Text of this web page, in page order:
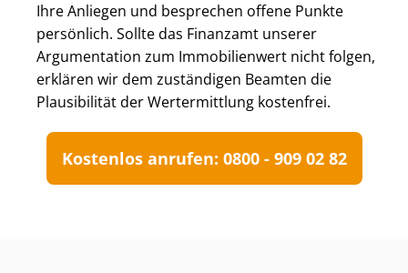
Ihre Anliegen und besprechen offene Punkte
persönlich. Sollte das Finanzamt unserer
Argumentation zum Immobilienwert nicht folgen,
erklären wir dem zuständigen Beamten die
Plausibilität der Wertermittlung kostenfrei.
Kostenlos anrufen: 0800 - 909 02 82